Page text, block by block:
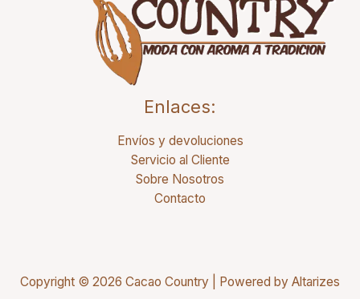
Enlaces:
Envíos y devoluciones
Servicio al Cliente
Sobre Nosotros
Contacto
Copyright © 2026 Cacao Country | Powered by Altarizes